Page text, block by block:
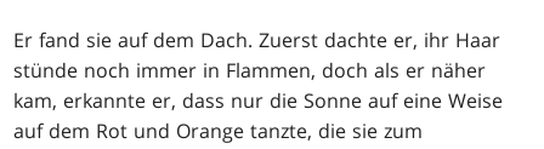
Er fand sie auf dem Dach. Zuerst dachte er, ihr Haar
stünde noch immer in Flammen, doch als er näher
kam, erkannte er, dass nur die Sonne auf eine Weise
auf dem Rot und Orange tanzte, die sie zum